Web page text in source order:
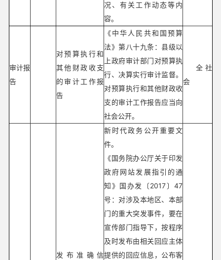
况、有关工作动态等内
容。
审计报
告
对预算执行和
其他财政收支
的审计工作报
告
《中华人民共和国预算
法》第八十九条：县级以
上政府审计部门对预算执
行、决算实行审计监督。
对预算执行和其他财政收
支的审计工作报告应当向
社会公开。
全社
会
发布准确信
新时代政务公开重要文
件。
《国务院办公厅关于印发
政府网站发展指引的通
知》国办发〔2017〕47
号：对涉及本地区、本部
门的重大突发事件，要在
宣传部门指导下，按程序
及时发布由相关回应主体
提供的回应信息，公布客